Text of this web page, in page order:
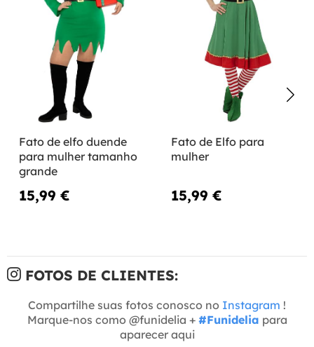
Fato de elfo duende
para mulher tamanho
grande
15,99 €
Fato de Elfo para
mulher
15,99 €
FOTOS DE CLIENTES:
Compartilhe suas fotos conosco no Instagram !
Marque-nos como @funidelia + #Funidelia para
aparecer aqui